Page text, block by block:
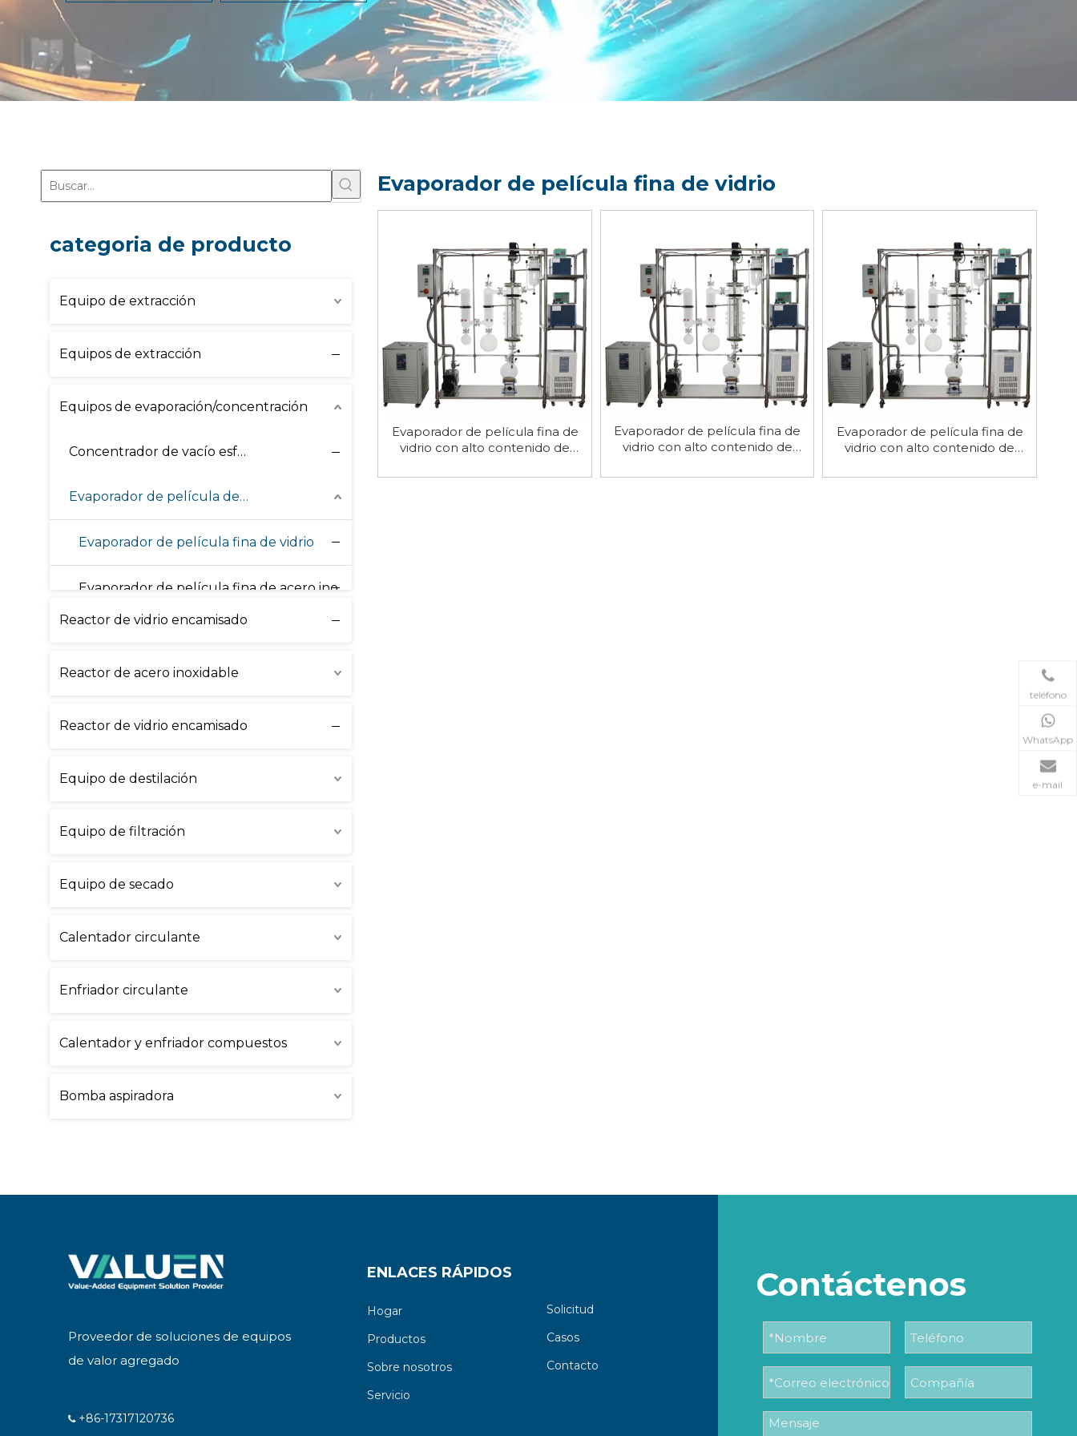
categoria de producto
Equipo de extracción
Equipos de extracción
Equipos de evaporación/concentración
Concentrador de vacío esférico
Evaporador de película delgada
Evaporador de película fina de vidrio
Evaporador de película fina de acero inoxidable
Reactor de vidrio encamisado
Reactor de acero inoxidable
Reactor de vidrio encamisado
Equipo de destilación
Equipo de filtración
Equipo de secado
Calentador circulante
Enfriador circulante
Calentador y enfriador compuestos
Bomba aspiradora
Evaporador de película fina de vidrio
Evaporador de película fina de
vidrio con alto contenido de
Evaporador de película fina de
vidrio con alto contenido de
Evaporador de película fina de
vidrio con alto contenido de
teléfono
WhatsApp
e-mail
Proveedor de soluciones de equipos
de valor agregado
 +86-17317120736
ENLACES RÁPIDOS
Hogar
Productos
Sobre nosotros
Servicio
Solicitud
Casos
Contacto
Contáctenos